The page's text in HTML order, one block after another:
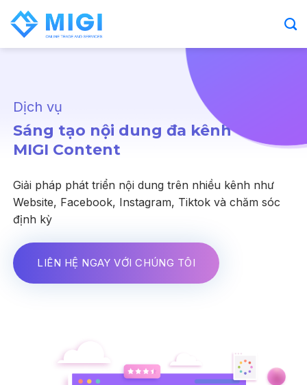
Chuyển
đến
Dịch vụ
Sáng tạo nội dung đa kênh
MIGI Content
Giải pháp phát triển nội dung trên nhiều kênh như
Website, Facebook, Instagram, Tiktok và chăm sóc
định kỳ
LIÊN HỆ NGAY VỚI CHÚNG TÔI